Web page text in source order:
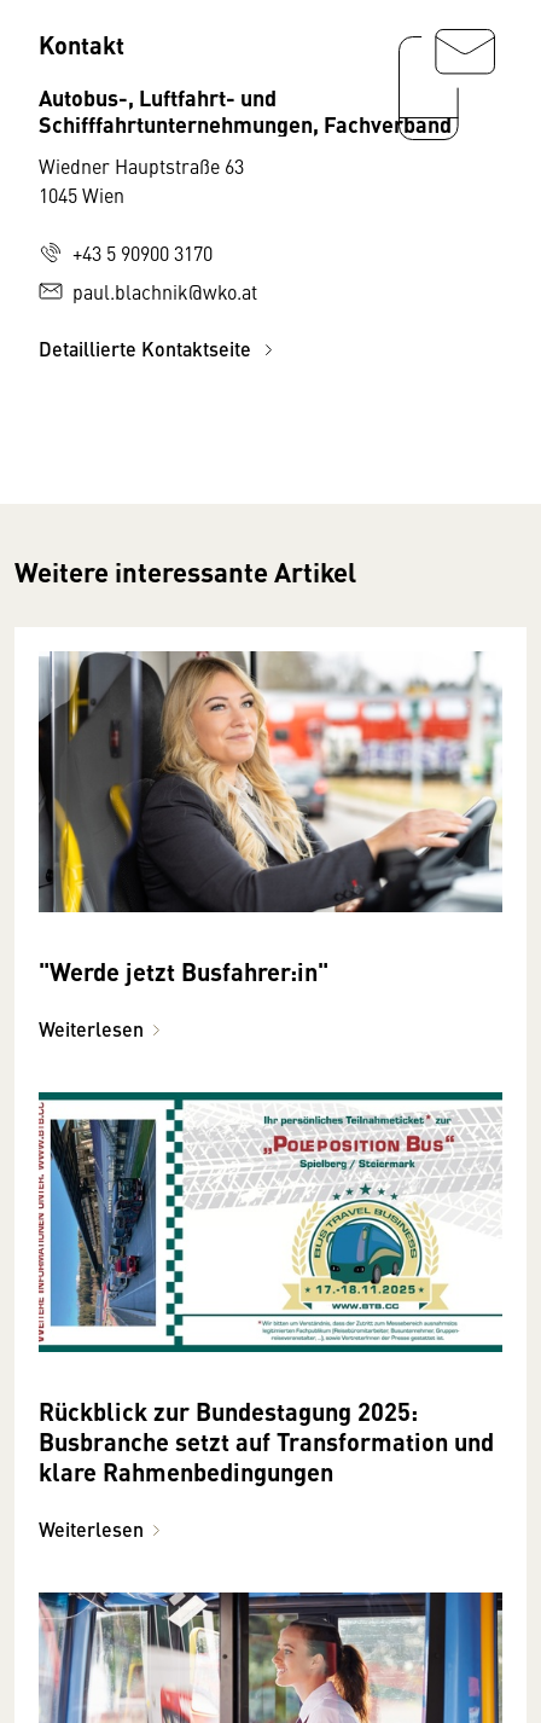
Kontakt
Autobus-, Luftfahrt- und
Schifffahrtunternehmungen, Fachverband
Wiedner Hauptstraße 63
1045 Wien
+43 5 90900 3170
paul.blachnik@wko.at
Detaillierte Kontaktseite
Weitere interessante Artikel
"Werde jetzt Busfahrer:in"
Weiterlesen
Rückblick zur Bundestagung 2025:
Busbranche setzt auf Transformation und
klare Rahmenbedingungen
Weiterlesen